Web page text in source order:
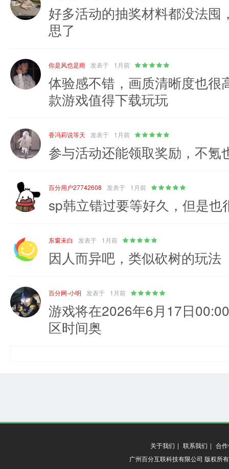
好多活动的抽奖材料都没法
思了
你是风也是雨 发表于 1月前
体验感不错，画质清晰度也很
款游戏值得下载玩玩
香冯莉说等天 发表于 1月前
参与活动还能领取奖励，不氪
百分用户27742608 发表于 1月前
sp韩立错过要等好久，但是也
东窗未白 发表于 1月前
因人而异吧，类似砍树的玩法
百分网-小明 发表于 1月前
游戏将在2026年6月17日
区时间奥
关于我们 | 联系我们 | 合
广州百分互联科技有限公司 版权所